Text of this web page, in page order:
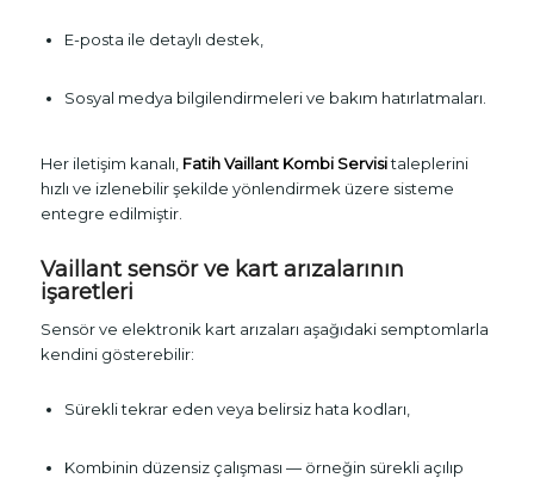
E-posta ile detaylı destek,
Sosyal medya bilgilendirmeleri ve bakım hatırlatmaları.
Her iletişim kanalı, Fatih Vaillant Kombi Servisitaleplerini
hızlı ve izlenebilir şekilde yönlendirmek üzere sisteme
entegre edilmiştir.
Vaillant sensör ve kart arızalarının
işaretleri
Sensör ve elektronik kart arızaları aşağıdaki semptomlarla
kendini gösterebilir:
Sürekli tekrar eden veya belirsiz hata kodları,
Kombinin düzensiz çalışması — örneğin sürekli açılıp